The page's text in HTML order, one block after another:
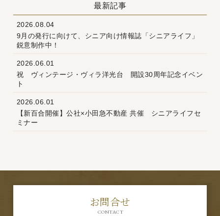
最新記事
2026.08.04
9月の発行に向けて、シニア向け情報誌「シニアライフ」
鋭意制作中！
2026.06.01
祝 ヴィンテージ・ヴィラ洋光台 開設30周年記念イベン
ト
2026.06.01
【新百合開催】公社×小田急不動産 共催 シニアライフセ
ミナー
お問合せ
CONTACT